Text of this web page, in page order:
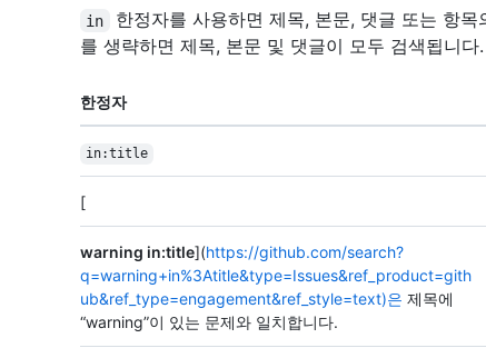
in
한정자를 사용하면 제목, 본문, 댓글 또는 항
를 생략하면 제목, 본문 및 댓글이 모두 검색됩니다.
한정자
in:title
[
warning in:title](https://github.com/search?
q=warning+in%3Atitle&type=Issues&ref_product=gith
ub&ref_type=engagement&ref_style=text)은 제목에
“warning”이 있는 문제와 일치합니다.